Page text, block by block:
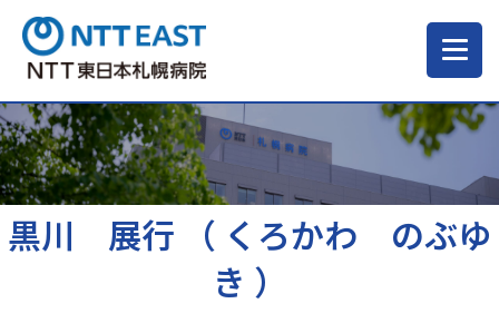
当院について
ご来院される方へ
黒川 展行 （ くろかわ のぶゆ
き ）